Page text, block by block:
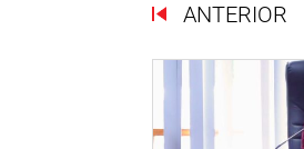
ANTERIOR